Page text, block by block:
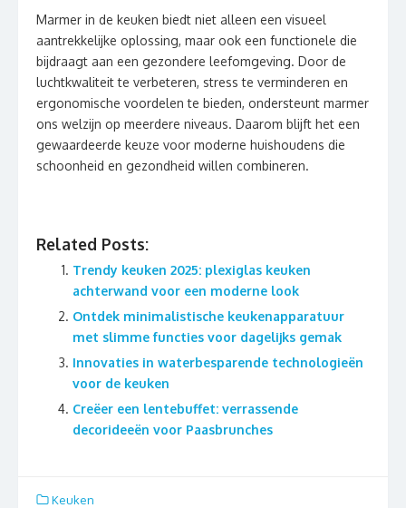
Marmer in de keuken biedt niet alleen een visueel
aantrekkelijke oplossing, maar ook een functionele die
bijdraagt aan een gezondere leefomgeving. Door de
luchtkwaliteit te verbeteren, stress te verminderen en
ergonomische voordelen te bieden, ondersteunt marmer
ons welzijn op meerdere niveaus. Daarom blijft het een
gewaardeerde keuze voor moderne huishoudens die
schoonheid en gezondheid willen combineren.
Related Posts:
Trendy keuken 2025: plexiglas keuken
achterwand voor een moderne look
Ontdek minimalistische keukenapparatuur
met slimme functies voor dagelijks gemak
Innovaties in waterbesparende technologieën
voor de keuken
Creëer een lentebuffet: verrassende
decorideeën voor Paasbrunches
Keuken